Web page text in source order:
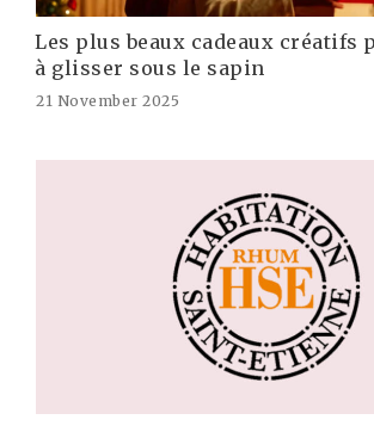
Les plus beaux cadeaux créatifs
à glisser sous le sapin
21 November 2025